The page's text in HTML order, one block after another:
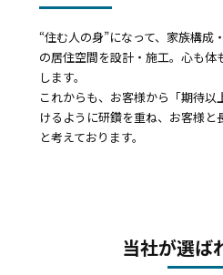
“住む人の身”になって、家族構成
の居住空間を設計・施工。心も体
します。
これからも、お客様から「期待以
けるように研鑽を重ね、お客様と
と考えております。
当社が選ば